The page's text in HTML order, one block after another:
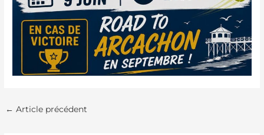
← Article précédent